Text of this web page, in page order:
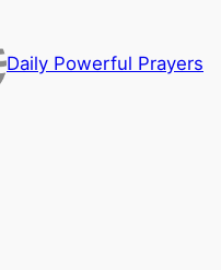
Daily Powerful Prayers